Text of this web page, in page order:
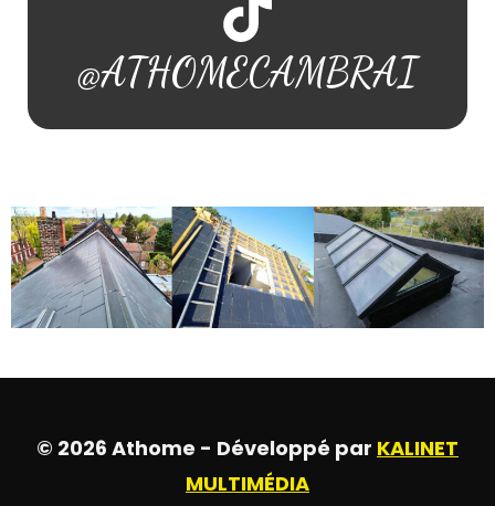
@ATHOMECAMBRAI
© 2026 Athome - Développé par KALINET
MULTIMÉDIA